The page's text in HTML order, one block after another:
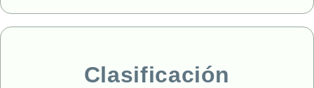
Clasificación